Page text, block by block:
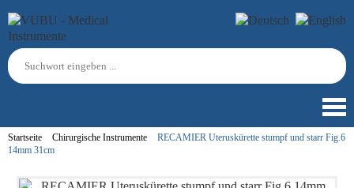
Startseite Chirurgische Instrumente
RECAMIER Uteruskürette stumpf und starr Fig.6
14mm 31cm